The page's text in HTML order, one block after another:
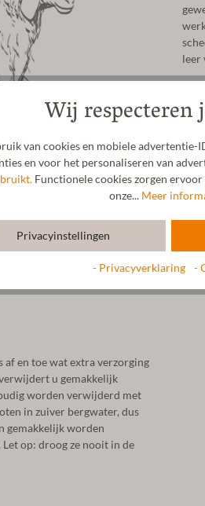
leer
af en toe wat extra verzorging
u gemakkelijk
worden verwijderd met
in zuiver bergwater, dus
gemakkelijk worden
op: droog ze nooit in de
Wij respecteren
van cookies en mobiele
en voor het personaliseren van
Functionele cookies zorgen
onze... Meer
Privacyinstellingen
- Privacyverklaring -